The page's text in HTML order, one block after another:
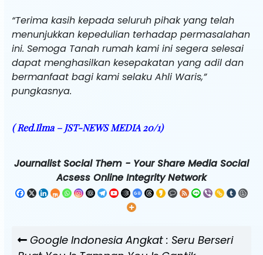
“Terima kasih kepada seluruh pihak yang telah
menunjukkan kepedulian terhadap permasalahan
ini. Semoga Tanah rumah kami ini segera selesai
dapat menghasilkan kesepakatan yang adil dan
bermanfaat bagi kami selaku Ahli Waris,”
pungkasnya.
( Red.Ilma – JST-NEWS MEDIA 20/1)
Journalist Social Them - Your Share Media Social
Acsess Online Integrity Network
posPrevious
Google Indonesia Angkat : Seru Berseri